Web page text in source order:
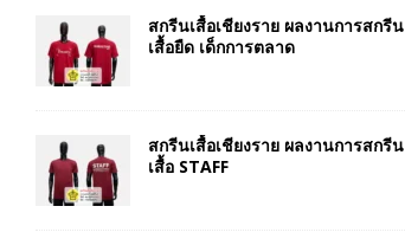
สกรีนเสื้อเชียงราย ผลงานการสกรีน
เสื้อยืด เด็กการตลาด
สกรีนเสื้อเชียงราย ผลงานการสกรีน
เสื้อ STAFF